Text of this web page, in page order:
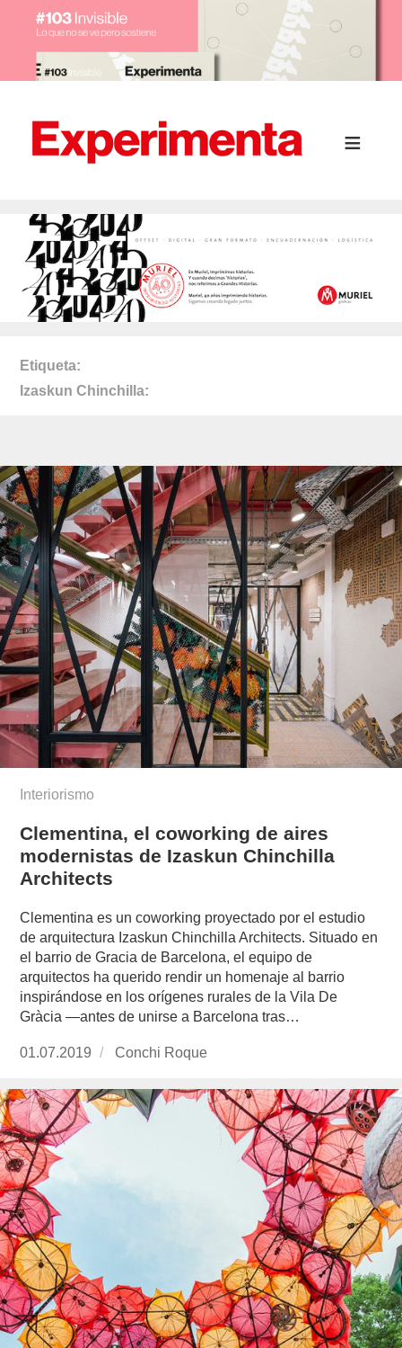
Etiqueta
Izaskun Chinchilla
Interiorismo
Clementina, el coworking de aires
modernistas de Izaskun Chinchilla
Architects
Clementina es un coworking proyectado por el estudio
de arquitectura Izaskun Chinchilla Architects. Situado en
el barrio de Gracia de Barcelona, el equipo de
arquitectos ha querido rendir un homenaje al barrio
inspirándose en los orígenes rurales de la Vila De
Gràcia —antes de unirse a Barcelona tras…
Publicado
01.07.2019
https://www.experimenta.es/author/conchi-
Conchi Roque